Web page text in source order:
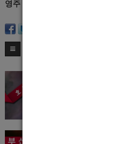
영주 : 010-7272-2297